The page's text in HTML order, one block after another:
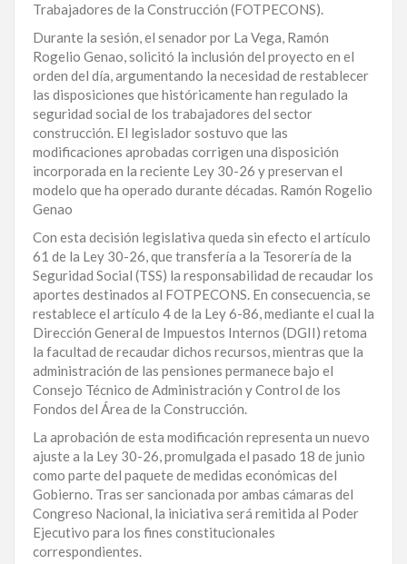
LA
ALTAGRACIA
PUERTO
PLATA
CONTÁCTENOS
Trabajadores de la Construcción (FOTPECONS).
Durante la sesión, el senador por La Vega, Ramón
Rogelio Genao, solicitó la inclusión del proyecto en el
orden del día, argumentando la necesidad de restablecer
las disposiciones que históricamente han regulado la
seguridad social de los trabajadores del sector
construcción. El legislador sostuvo que las
modificaciones aprobadas corrigen una disposición
incorporada en la reciente Ley 30-26 y preservan el
modelo que ha operado durante décadas. Ramón Rogelio
Genao
Con esta decisión legislativa queda sin efecto el artículo
61 de la Ley 30-26, que transfería a la Tesorería de la
Seguridad Social (TSS) la responsabilidad de recaudar los
aportes destinados al FOTPECONS. En consecuencia, se
restablece el artículo 4 de la Ley 6-86, mediante el cual la
Dirección General de Impuestos Internos (DGII) retoma
la facultad de recaudar dichos recursos, mientras que la
administración de las pensiones permanece bajo el
Consejo Técnico de Administración y Control de los
Fondos del Área de la Construcción.
La aprobación de esta modificación representa un nuevo
ajuste a la Ley 30-26, promulgada el pasado 18 de junio
como parte del paquete de medidas económicas del
Gobierno. Tras ser sancionada por ambas cámaras del
Congreso Nacional, la iniciativa será remitida al Poder
Ejecutivo para los fines constitucionales
correspondientes.